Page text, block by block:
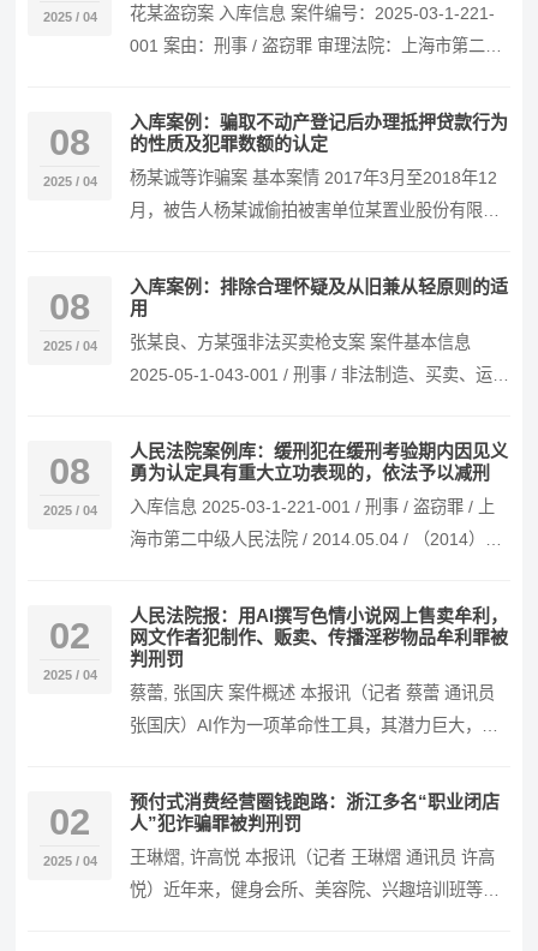
2025 / 04
花某盗窃案 入库信息 案件编号：2025-03-1-221-
001 案由：刑事 / 盗窃罪 审理法院：上海市第二中
08
2025 / 04
入库案例：骗取不动产登记后办理抵押贷款行为
的性质及犯罪数额的认定
杨某诚等诈骗案 基本案情 2017年3月至2018年12
月，被告人杨某诚偷拍被害单位某置业股份有限公
08
2025 / 04
入库案例：排除合理怀疑及从旧兼从轻原则的适
用
张某良、方某强非法买卖枪支案 案件基本信息
2025-05-1-043-001 / 刑事 / 非法制造、买卖、运
08
2025 / 04
人民法院案例库：缓刑犯在缓刑考验期内因见义
勇为认定具有重大立功表现的，依法予以减刑
入库信息 2025-03-1-221-001 / 刑事 / 盗窃罪 / 上
海市第二中级人民法院 / 2014.05.04 / （2014）
02
2025 / 04
人民法院报：用AI撰写色情小说网上售卖牟利，
网文作者犯制作、贩卖、传播淫秽物品牟利罪被
判刑罚
蔡蕾, 张国庆 案件概述 本报讯（记者 蔡蕾 通讯员
张国庆）AI作为一项革命性工具，其潜力巨大，但
02
2025 / 04
预付式消费经营圈钱跑路：浙江多名“职业闭店
人”犯诈骗罪被判刑罚
王琳熠, 许高悦 本报讯（记者 王琳熠 通讯员 许高
悦）近年来，健身会所、美容院、兴趣培训班等预